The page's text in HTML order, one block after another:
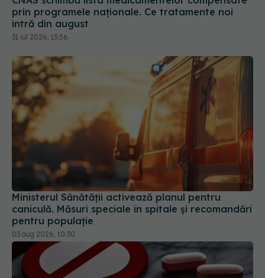
Ministerul Sănătății activează planul pentru
caniculă. Măsuri speciale în spitale și recomandări
pentru populație
03 aug 2026, 10:30